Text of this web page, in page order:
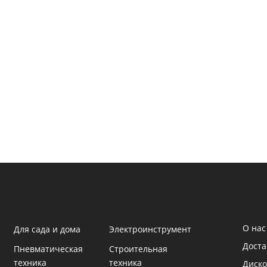
Для сада и дома
Электроинструмент
Пневматическая
техника
Строительная
техника
О нас